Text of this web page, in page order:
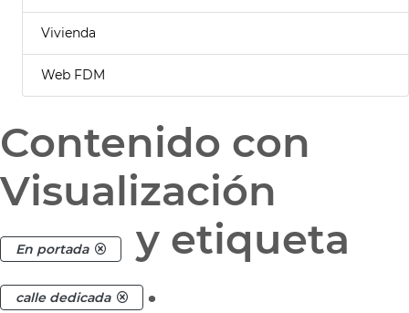
Vivienda
Web FDM
Contenido con
Visualización
En portada y etiqueta
calle dedicada .